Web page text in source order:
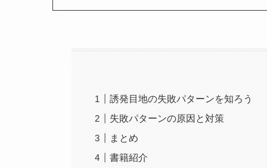
誘発目地の失敗パターンを知ろう
失敗パターンの原因と対策
まとめ
書籍紹介